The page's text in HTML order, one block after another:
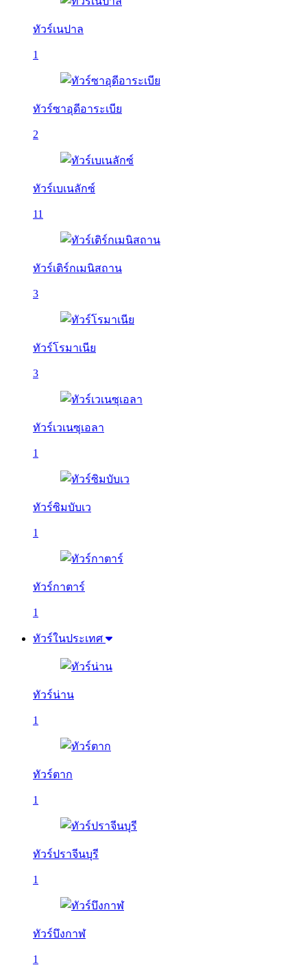
ทัวร์เนปาล
1
ทัวร์ซาอุดีอาระเบีย
2
ทัวร์เบเนลักซ์
11
ทัวร์เติร์กเมนิสถาน
3
ทัวร์โรมาเนีย
3
ทัวร์เวเนซุเอลา
1
ทัวร์ซิมบับเว
1
ทัวร์กาตาร์
1
ทัวร์ในประเทศ
ทัวร์น่าน
1
ทัวร์ตาก
1
ทัวร์ปราจีนบุรี
1
ทัวร์บึงกาฬ
1